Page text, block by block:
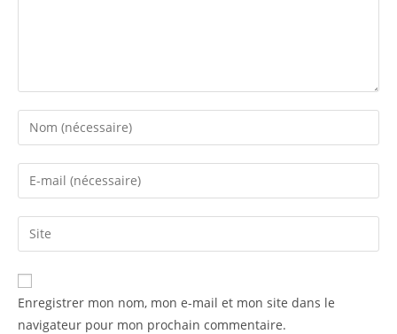
Enter
your
name
comment
Enter
your
email
address
comment
Enter
your
website
URL
(optional)
Enregistrer mon nom, mon e-mail et mon site dans le
navigateur pour mon prochain commentaire.